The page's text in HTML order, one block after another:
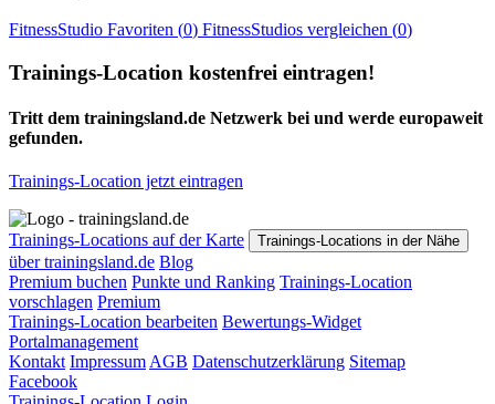
FitnessStudio Favoriten (0) FitnessStudios vergleichen (0)
Trainings-Location kostenfrei eintragen!
Tritt dem trainingsland.de Netzwerk bei und werde europaweit
gefunden.
Trainings-Location jetzt eintragen
Trainings-Locations auf der Karte Trainings-Locations in der Nähe
über trainingsland.de Blog
Premium buchen Punkte und Ranking Trainings-Location
vorschlagen Premium
Trainings-Location bearbeiten Bewertungs-Widget
Portalmanagement
Kontakt Impressum AGB Datenschutzerklärung Sitemap
Facebook